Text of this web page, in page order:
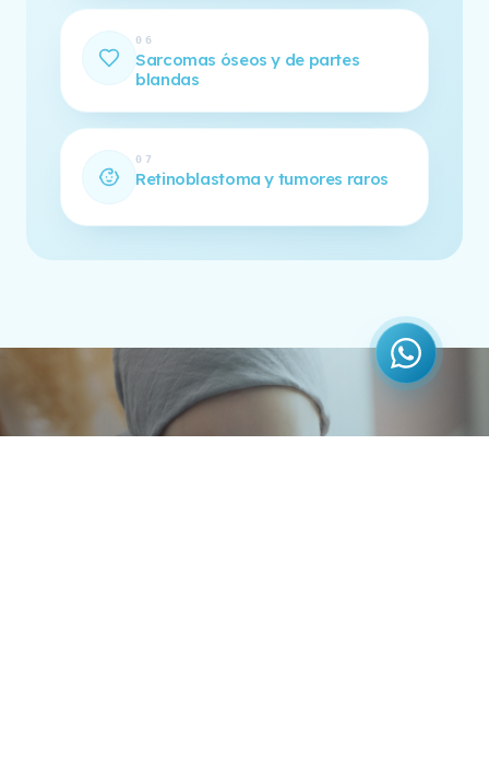
06
Sarcomas óseos y de partes
blandas
07
Retinoblastoma y tumores raros